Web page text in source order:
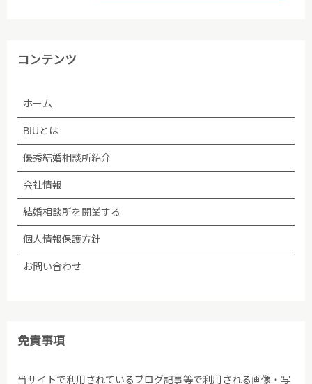
コンテンツ
ホーム
BIUとは
優秀結婚相談所紹介
会社情報
結婚相談所を開業する
個人情報保護方針
お問い合わせ
免責事項
当サイトで利用されているブログ記事等で利用される画像・写